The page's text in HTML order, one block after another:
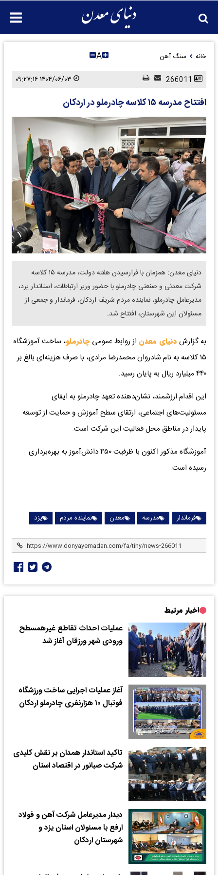
خانه سنگ آهن A
افتتاح مدرسه ۱۵ کلاسه چادرملو در اردکان
دنیای معدن: همزمان با فرارسیدن هفته دولت، مدرسه ۱۵ کلاسه
شرکت معدنی و صنعتی چادرملو با حضور وزیر ارتباطات، استاندار یزد،
مدیرعامل چادرملو، نماینده مردم شریف اردکان، فرماندار و جمعی از
مسئولان این شهرستان، افتتاح شد.
به گزارش دنیای معدن از روابط عمومی چادرملو، ساخت آموزشگاه
۱۵ کلاسه‌ به نام شادروان محمدرضا مرادی، با صرف هزینه‌ای بالغ بر
۴۴۰ میلیارد ریال به پایان رسید.
این اقدام ارزشمند، نشان‌دهنده تعهد چادرملو به ایفای
مسئولیت‌های اجتماعی، ارتقای سطح آموزش و حمایت از توسعه
پایدار در مناطق محل فعالیت‌ این شرکت است.
آموزشگاه مذکور اکنون با ظرفیت ۴۵۰ دانش‌آموز به بهره‌برداری
رسیده است.
فرماندار مدرسه معدن نماینده مردم یزد
اخبار مرتبط
عملیات احداث تقاطع غیرهمسطح
ورودی شهر ورزقان آغاز شد
آغاز عملیات اجرایی ساخت ورزشگاه
فوتبال ۱۰ هزارنفری چادرملو اردکان
تاکید استاندار همدان بر نقش کلیدی
شرکت صبانور در اقتصاد استان
دیدار مدیرعامل شرکت آهن و فولاد
ارفع با مسئولان استان یزد و
شهرستان اردکان